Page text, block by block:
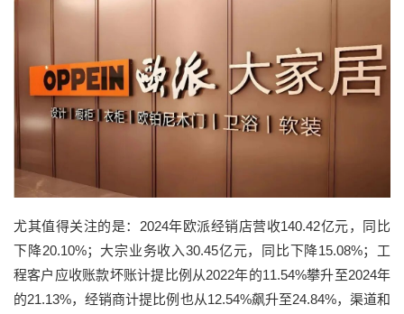
尤其值得关注的是：2024年欧派经销店营收140.42亿元，同比
下降20.10%；大宗业务收入30.45亿元，同比下降15.08%；工
程客户应收账款坏账计提比例从2022年的11.54%攀升至2024年
的21.13%，经销商计提比例也从12.54%飙升至24.84%，渠道和